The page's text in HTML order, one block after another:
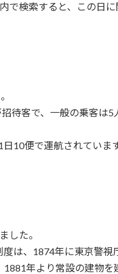
検索すると、この日
待客で、一般の乗客は
10便で運航されていま
した。
は、1874年に東京警
年より常設の建物